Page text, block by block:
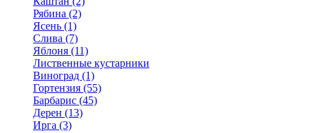
Рябина (2)
Ясень (1)
Слива (7)
Яблоня (11)
Лиственные кустарники
Виноград (1)
Гортензия (55)
Барбарис (45)
Дерен (13)
Ирга (3)